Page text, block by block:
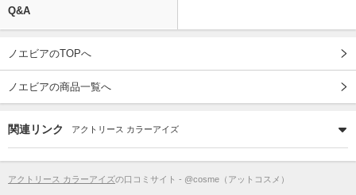
Q&A
ノエビアのTOPへ
ノエビアの商品一覧へ
関連リンク アクトリース カラーアイズ
アクトリース カラーアイズの口コミサイト - @cosme（アットコスメ）